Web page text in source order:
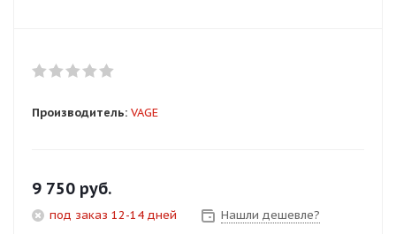
Производитель: VAGE
9 750 руб.
под заказ 12-14 дней Нашли дешевле?
Получайте товар
по25%